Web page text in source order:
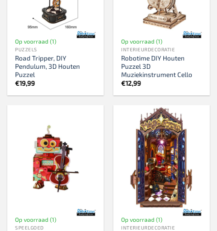
Op voorraad (1)
PUZZELS
Road Tripper, DIY
Pendulum, 3D Houten
Puzzel
€19,99
Op voorraad (1)
INTERIEURDECORATIE
Robotime DIY Houten
Puzzel 3D
Muziekinstrument Cello
€12,99
Op voorraad (1)
SPEELGOED
Op voorraad (1)
INTERIEURDECORATIE